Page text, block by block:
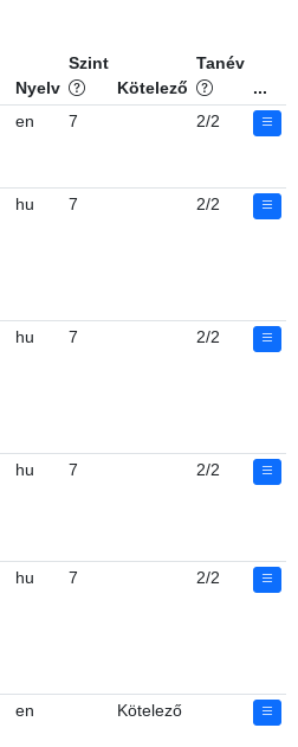
Nyelv
Szint
Kötelező
Tanév
...
en 7 2/2
hu 7 2/2
hu 7 2/2
hu 7 2/2
hu 7 2/2
en Kötelező